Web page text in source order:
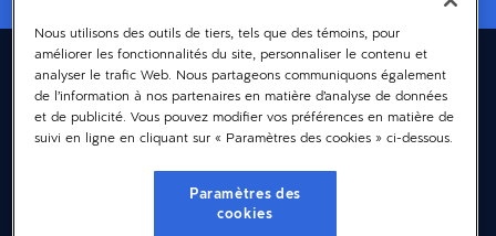
Canada (français)
© 2026 Dayforce
Confidentialité
Modalités et conditions
Accessibilité
Avis sur les témoins
Nous utilisons des outils de tiers, tels que des témoins, pour
améliorer les fonctionnalités du site, personnaliser le contenu et
analyser le trafic Web. Nous partageons communiquons également
de l’information à nos partenaires en matière d’analyse de données
et de publicité. Vous pouvez modifier vos préférences en matière de
suivi en ligne en cliquant sur « Paramètres des cookies » ci-dessous.
Paramètres des
cookies